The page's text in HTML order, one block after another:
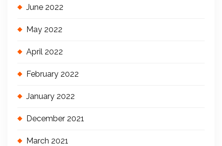
June 2022
May 2022
April 2022
February 2022
January 2022
December 2021
March 2021